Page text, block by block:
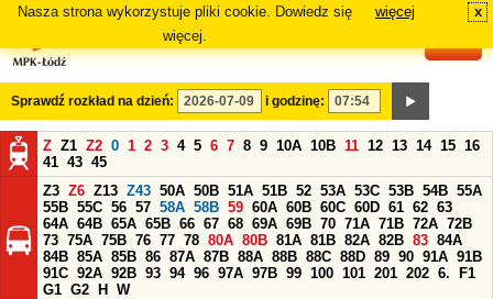
Nasza strona wykorzystuje pliki cookie. Dowiedz się
więcej.
więcej x
Sprawdź rozkład na dzień: i godzinę:
Z Z1 Z2 0 1 2 3 4 5 6 7 8 9 10A 10B 11 12 13 14 15 16
41 43 45
Z3 Z6 Z13 Z43 50A 50B 51A 51B 52 53A 53C 53B 54B 55A
55B 55C 56 57 58A 58B 59 60A 60B 60C 60D 61 62 63
64A 64B 65A 65B 66 67 68 69A 69B 70 71A 71B 72A 72B
73 75A 75B 76 77 78 80A 80B 81A 81B 82A 82B 83 84A
84B 85A 85B 86 87A 87B 88A 88B 88C 88D 89 90 91A 91B
91C 92A 92B 93 94 96 97A 97B 99 100 101 201 202 6.
F1
G1 G2 H
W